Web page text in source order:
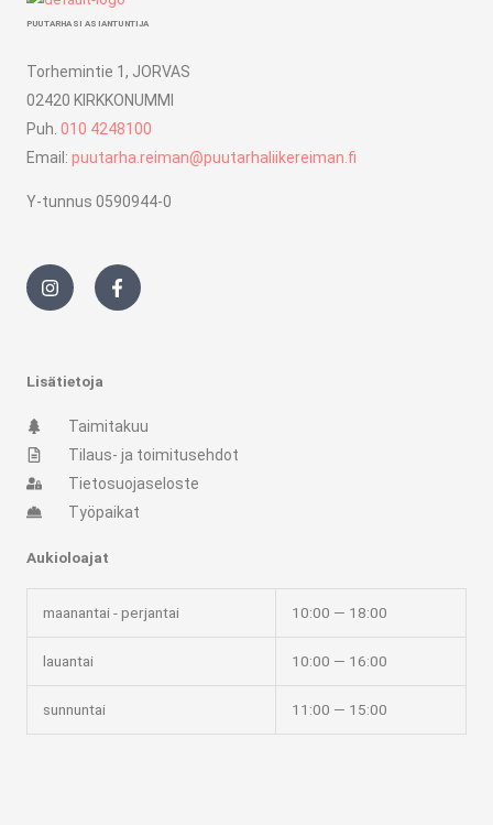
PUUTARHASI ASIANTUNTIJA
Torhemintie 1, JORVAS
02420 KIRKKONUMMI
Puh. 010 4248100
Email: puutarha.reiman@puutarhaliikereiman.fi
Y-tunnus 0590944-0
I
n
s
t
r
a
F
a
c
e
f
Lisätietoja
Taimitakuu
Tilaus- ja toimitusehdot
Tietosuojaseloste
Työpaikat
Aukioloajat
maanantai - perjantai 10:00 — 18:00
lauantai 10:00 — 16:00
sunnuntai 11:00 — 15:00